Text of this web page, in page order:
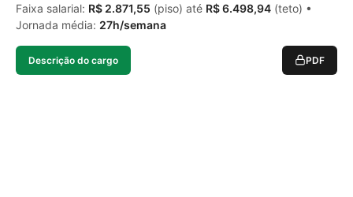
Faixa salarial: R$ 2.871,55 (piso) até R$ 6.498,94 (teto) •
Jornada média: 27h/semana
Descrição do cargo PDF